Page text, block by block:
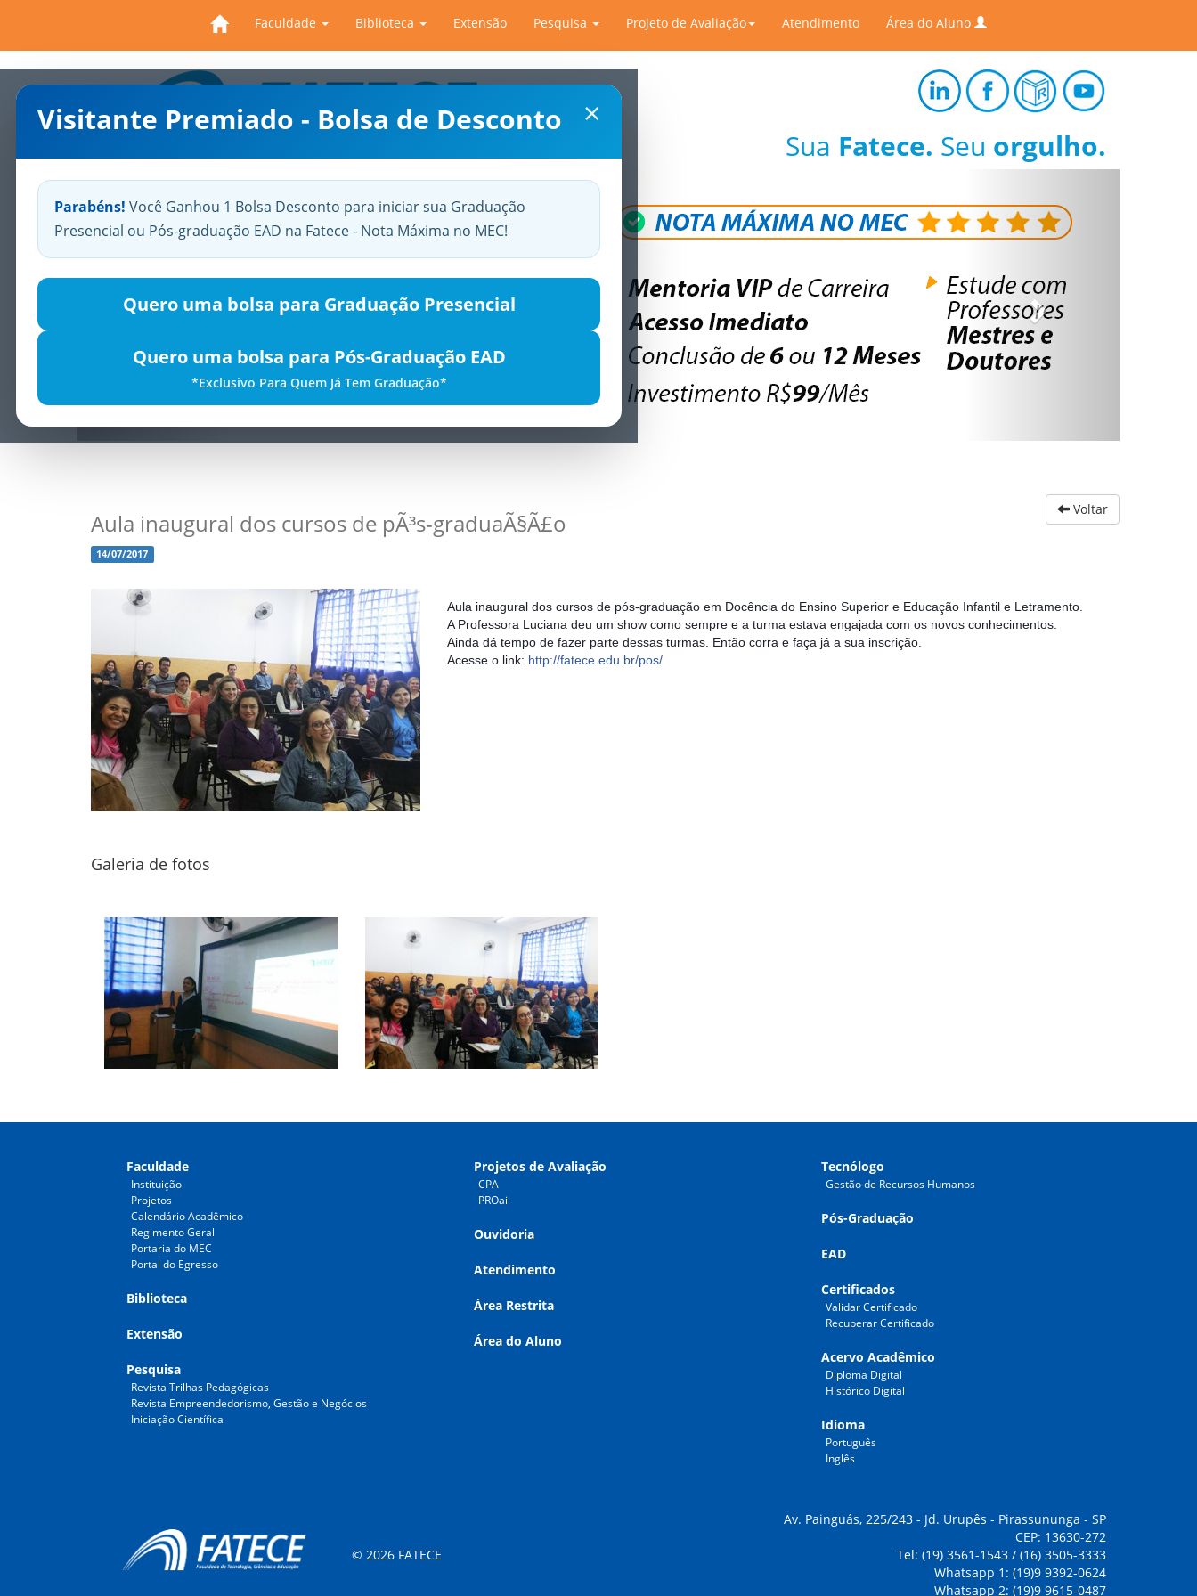
Faculdade Biblioteca Extensão Pesquisa Projeto de Avaliação Atendimento Área do Aluno
×
Visitante Premiado - Bolsa de Desconto
Parabéns! Você Ganhou 1 Bolsa Desconto para iniciar sua Graduação
Presencial ou Pós-graduação EAD na Fatece - Nota Máxima no MEC!
Quero uma bolsa para Graduação Presencial
Quero uma bolsa para Pós-Graduação EAD
*Exclusivo Para Quem Já Tem Graduação*
Sua Fatece. Seu orgulho.
Previous
Aula inaugural dos cursos de pÃ³s-graduaÃ§Ã£o
14/07/2017
Voltar
Aula inaugural dos cursos de pós-graduação em Docência do Ensino Superior e Educação Infantil e Letramento.
A Professora Luciana deu um show como sempre e a turma estava engajada com os novos conhecimentos.
Ainda dá tempo de fazer parte dessas turmas. Então corra e faça já a sua inscrição.
Acesse o link: http://fatece.edu.br/pos/
Galeria de fotos
Faculdade
Instituição
Projetos
Calendário Acadêmico
Regimento Geral
Portaria do MEC
Portal do Egresso
Biblioteca
Extensão
Pesquisa
Revista Trilhas Pedagógicas
Revista Empreendedorismo, Gestão e Negócios
Iniciação Científica
Projetos de Avaliação
CPA
PROai
Ouvidoria
Atendimento
Área Restrita
Área do Aluno
Tecnólogo
Gestão de Recursos Humanos
Pós-Graduação
EAD
Certificados
Validar Certificado
Recuperar Certificado
Acervo Acadêmico
Diploma Digital
Histórico Digital
Idioma
Português
Inglês
© 2026 FATECE
Av. Painguás, 225/243 - Jd. Urupês - Pirassununga - SP
CEP: 13630-272
Tel: (19) 3561-1543 / (16) 3505-3333
Whatsapp 1: (19)9 9392-0624
Whatsapp 2: (19)9 9615-0487